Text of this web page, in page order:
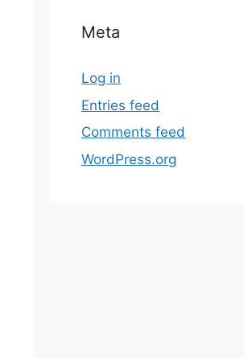
Meta
Log in
Entries feed
Comments feed
WordPress.org